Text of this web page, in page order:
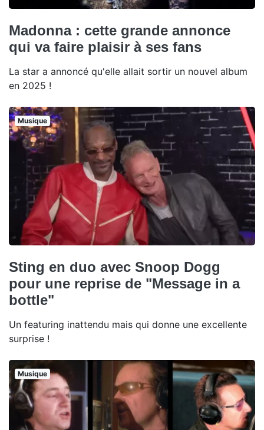
Madonna : cette grande annonce
qui va faire plaisir à ses fans
La star a annoncé qu'elle allait sortir un nouvel album
en 2025 !
Musique
Sting en duo avec Snoop Dogg
pour une reprise de "Message in a
bottle"
Un featuring inattendu mais qui donne une excellente
surprise !
Musique